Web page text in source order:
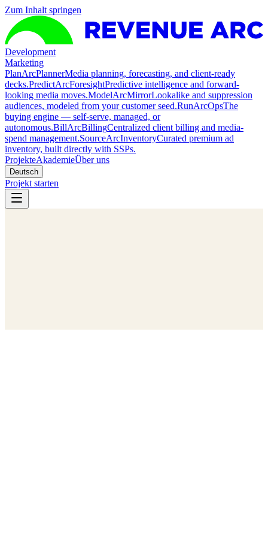
Zum Inhalt springen
Development
Marketing
PlanArcPlannerMedia planning, forecasting, and client-ready
decks.PredictArcForesightPredictive intelligence and forward-
looking media moves.ModelArcMirrorLookalike and suppression
audiences, modeled from your customer seed.RunArcOpsThe
buying engine — self-serve, managed, or
autonomous.BillArcBillingCentralized client billing and media-
spend management.SourceArcInventoryCurated premium ad
inventory, built directly with SSPs.
ProjekteAkademieÜber uns
Deutsch
Projekt starten